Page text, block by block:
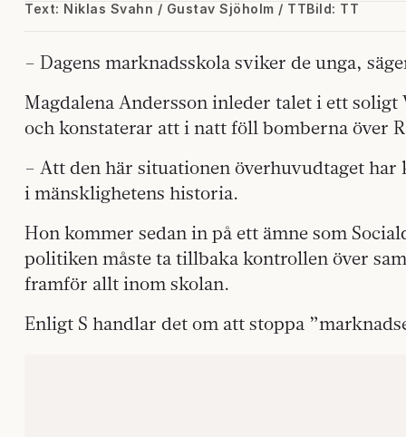
Text: Niklas Svahn / Gustav Sjöholm / TTBild: TT
– Dagens marknadsskola sviker de unga,
Magdalena Andersson inleder talet i ett
och konstaterar att i natt föll bomberna över
– Att den här situationen överhuvudtaget
i mänsklighetens historia.
Hon kommer sedan in på ett ämne som
politiken måste ta tillbaka kontrollen över
framför allt inom skolan.
Enligt S handlar det om att stoppa